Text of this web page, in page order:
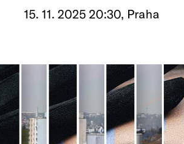
15. 11. 2025 20:30, Praha